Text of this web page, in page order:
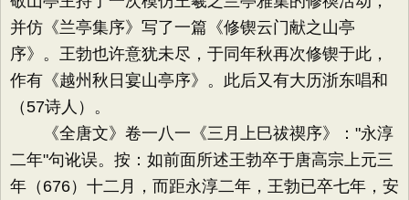
并仿《兰亭集序》写了一篇《修锲云门献之山亭
序》。王勃也许意犹未尽，于同年秋再次修锲于此，
作有《越州秋日宴山亭序》。此后又有大历浙东唱和
（57诗人）。
《全唐文》卷一八一《三月上巳祓禊序》："永淳
二年"句讹误。按：如前面所述王勃卒于唐高宗上元三
年（676）十二月，而距永淳二年，王勃已卒七年，安